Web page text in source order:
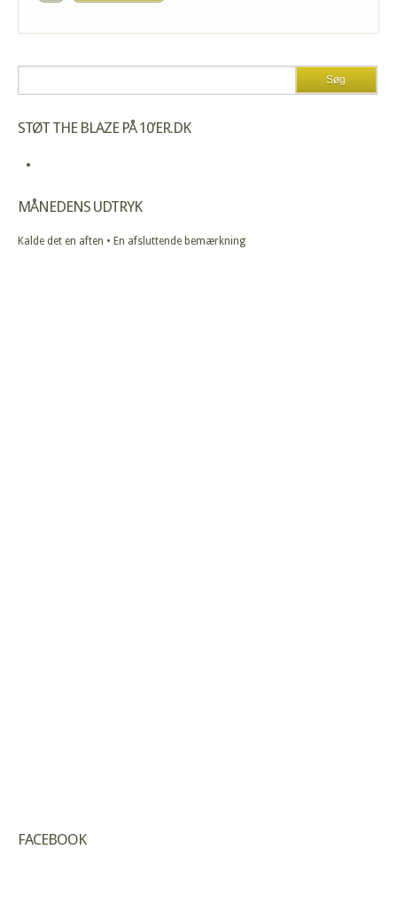
STØT THE BLAZE PÅ 10’ER.DK
MÅNEDENS UDTRYK
Kalde det en aften • En afsluttende bemærkning
FACEBOOK